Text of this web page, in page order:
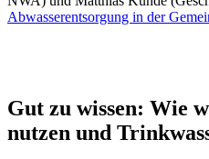
Abwasserentsorgung in der
Gut zu wissen: Wie
nutzen und